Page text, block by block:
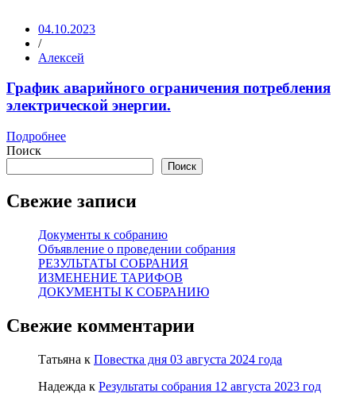
04.10.2023
/
Алексей
График аварийного ограничения потребления
электрической энергии.
Подробнее
Поиск
Поиск
Свежие записи
Документы к собранию
Объявление о проведении собрания
РЕЗУЛЬТАТЫ СОБРАНИЯ
ИЗМЕНЕНИЕ ТАРИФОВ
ДОКУМЕНТЫ К СОБРАНИЮ
Свежие комментарии
Татьяна к Повестка дня 03 августа 2024 года
Надежда к Результаты собрания 12 августа 2023 год